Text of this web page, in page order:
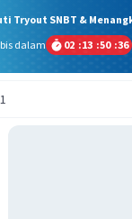
Tryout SNBT &
dalam
02 :13 :50 :36
1